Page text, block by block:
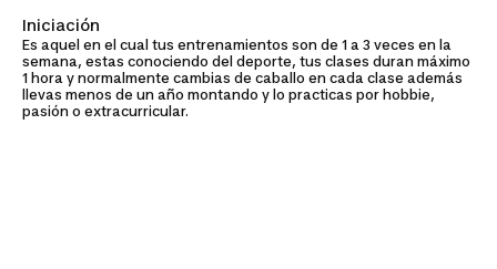
Iniciación
Es aquel en el cual tus entrenamientos son de 1 a 3 veces en la
semana, estas conociendo del deporte, tus clases duran máximo
1 hora y normalmente cambias de caballo en cada clase además
llevas menos de un año montando y lo practicas por hobbie,
pasión o extracurricular.